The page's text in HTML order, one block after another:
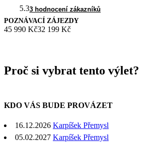
5.33 hodnocení zákazníků
POZNÁVACÍ ZÁJEZDY
45 990 Kč32 199 Kč
Proč si vybrat tento výlet?
KDO VÁS BUDE PROVÁZET
16.12.2026 Karpíšek Přemysl
05.02.2027 Karpíšek Přemysl